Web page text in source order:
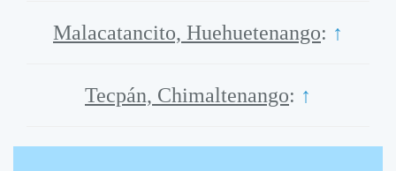
Malacatancito, Huehuetenango: ↑
Tecpán, Chimaltenango: ↑